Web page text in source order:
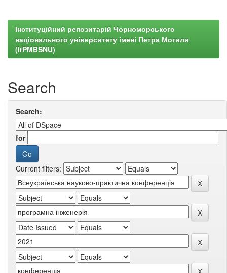
Інституційний репозитарій Чорноморського
національного університету імені Петра Могили
(irPMBSNU)
Search
Search:
for
Current filters: